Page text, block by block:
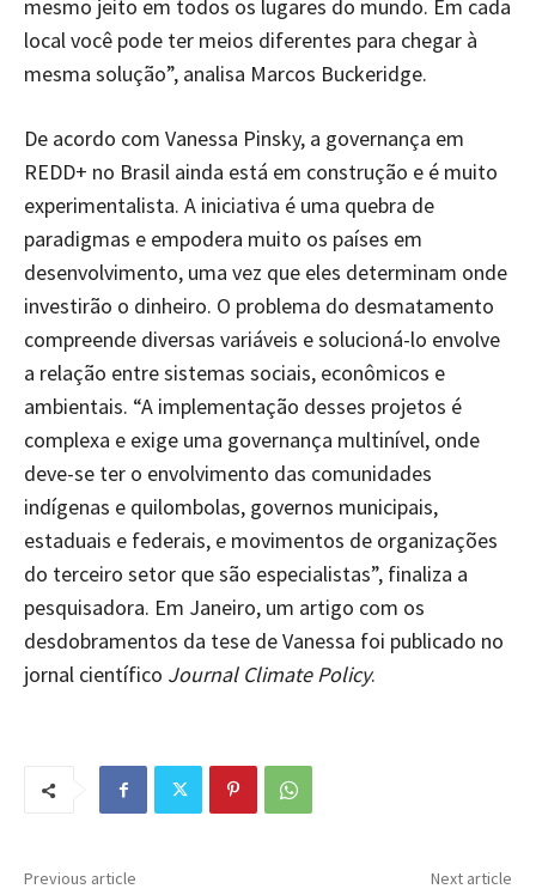
mesmo jeito em todos os lugares do mundo. Em cada
local você pode ter meios diferentes para chegar à
mesma solução”, analisa Marcos Buckeridge.
De acordo com Vanessa Pinsky, a governança em
REDD+ no Brasil ainda está em construção e é muito
experimentalista. A iniciativa é uma quebra de
paradigmas e empodera muito os países em
desenvolvimento, uma vez que eles determinam onde
investirão o dinheiro. O problema do desmatamento
compreende diversas variáveis e solucioná-lo envolve
a relação entre sistemas sociais, econômicos e
ambientais. “A implementação desses projetos é
complexa e exige uma governança multinível, onde
deve-se ter o envolvimento das comunidades
indígenas e quilombolas, governos municipais,
estaduais e federais, e movimentos de organizações
do terceiro setor que são especialistas”, finaliza a
pesquisadora. Em Janeiro, um artigo com os
desdobramentos da tese de Vanessa foi publicado no
jornal científico Journal Climate Policy.
Previous article Next article